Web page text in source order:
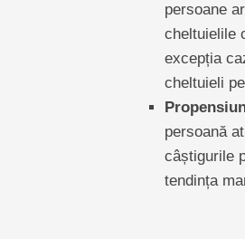
persoane
cheltuielile
excepția
cheltuieli
persoană
câștigurile
tendința